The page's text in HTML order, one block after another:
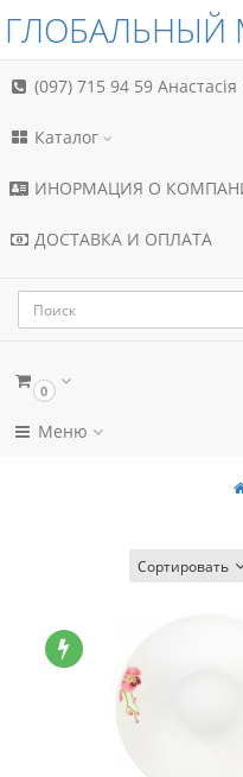
ГЛОБАЛЬНЫЙ
(097) 715 94 59 Анастасія
Каталог
ИНОРМАЦИЯ О
ДОСТАВКА И ОПЛАТА
0
Меню
Сортировать